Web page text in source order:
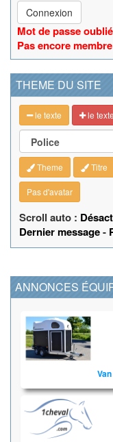
Connexion
Mot de passe
Pas encore
THEME DU SITE
le texte le texte
Theme Titre
Pas d'avatar
Scroll auto :
Dernier message-
ANNONCES